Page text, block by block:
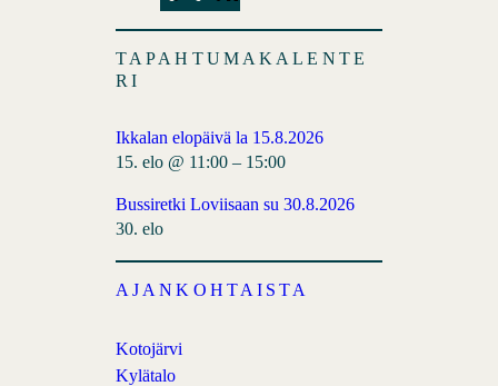
a
e
o
a
l
S
F
d
TAPAHTUMAKALENTE
RI
Ikkalan elopäivä la 15.8.2026
15. elo @ 11:00 – 15:00
Bussiretki Loviisaan su 30.8.2026
30. elo
AJANKOHTAISTA
Kotojärvi
Kylätalo